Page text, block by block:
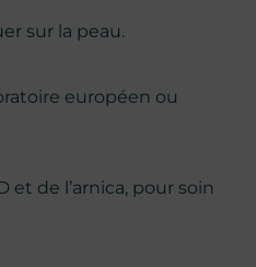
sur la peau.
européen ou
et de l’arnica, pour soin